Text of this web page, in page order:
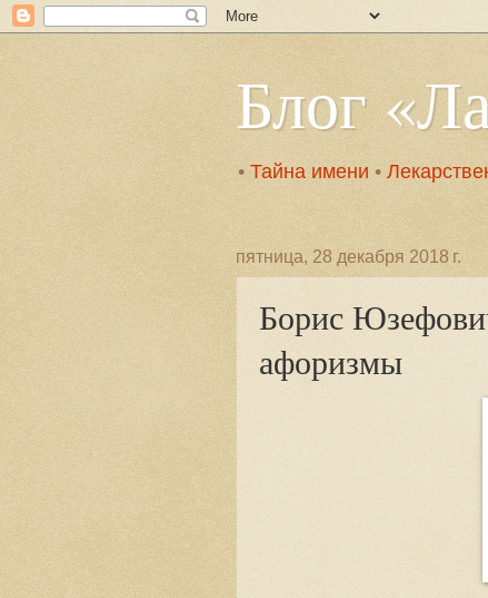
Блог
• Тайна имени •
пятница, 28 декабря 2018 г.
Борис
афоризмы